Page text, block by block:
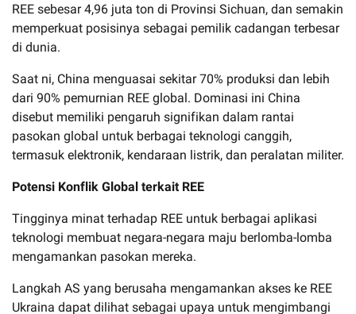
REE sebesar 4,96 juta ton di Provinsi Sichuan, dan semakin
memperkuat posisinya sebagai pemilik cadangan terbesar
di dunia.
Saat ni, China menguasai sekitar 70% produksi dan lebih
dari 90% pemurnian REE global. Dominasi ini China
disebut memiliki pengaruh signifikan dalam rantai
pasokan global untuk berbagai teknologi canggih,
termasuk elektronik, kendaraan listrik, dan peralatan militer.
Potensi Konflik Global terkait REE
Tingginya minat terhadap REE untuk berbagai aplikasi
teknologi membuat negara-negara maju berlomba-lomba
mengamankan pasokan mereka.
Langkah AS yang berusaha mengamankan akses ke REE
Ukraina dapat dilihat sebagai upaya untuk mengimbangi